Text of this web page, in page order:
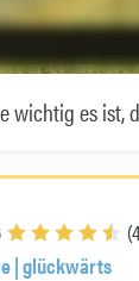
wichtig es ist,
| glückwärts